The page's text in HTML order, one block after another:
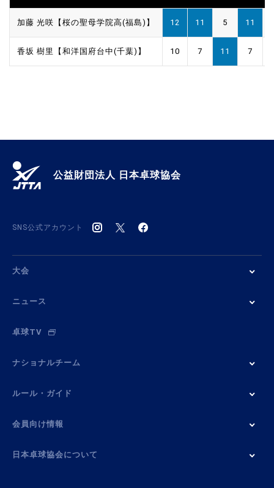
加藤 光咲【桜の聖母学院高(福島)】 12 11 5 11
香坂 樹里【和洋国府台中(千葉)】 10 7 11 7
公益財団法人 日本卓球協会
SNS公式アカウント
大会
ニュース
卓球TV
ナショナルチーム
ルール・ガイド
会員向け情報
日本卓球協会について